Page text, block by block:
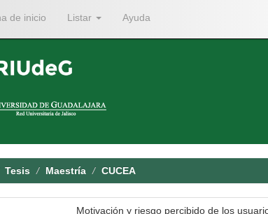
de inicio Listar Ayuda
Tesis Maestría CUCEA
Motivación y riesgo percibido de los